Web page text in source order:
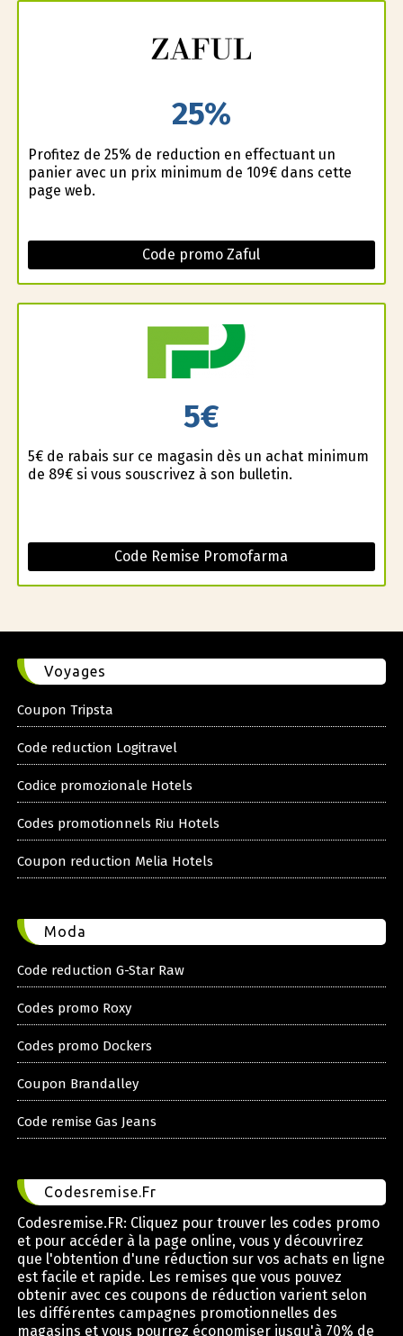
25%
Profitez de 25% de reduction en effectuant un
panier avec un prix minimum de 109€ dans cette
page web.
Code promo Zaful
5€
5€ de rabais sur ce magasin dès un achat minimum
de 89€ si vous souscrivez à son bulletin.
Code Remise Promofarma
Voyages
Coupon Tripsta
Code reduction Logitravel
Codice promozionale Hotels
Codes promotionnels Riu Hotels
Coupon reduction Melia Hotels
Moda
Code reduction G-Star Raw
Codes promo Roxy
Codes promo Dockers
Coupon Brandalley
Code remise Gas Jeans
Codesremise.Fr
Codesremise.FR: Cliquez pour trouver les codes promo
et pour accéder à la page online, vous y découvrirez
que l'obtention d'une réduction sur vos achats en ligne
est facile et rapide. Les remises que vous pouvez
obtenir avec ces coupons de réduction varient selon
les différentes campagnes promotionnelles des
magasins et vous pourrez économiser jusqu'à 70% de